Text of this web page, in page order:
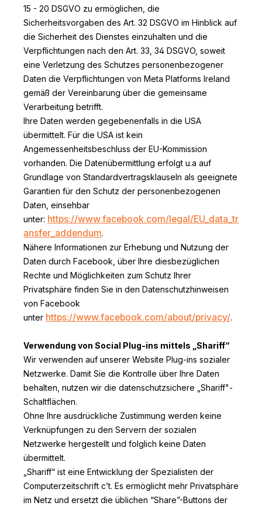
15 - 20 DSGVO zu ermöglichen, die
Sicherheitsvorgaben des Art. 32 DSGVO im Hinblick auf
die Sicherheit des Dienstes einzuhalten und die
Verpflichtungen nach den Art. 33, 34 DSGVO, soweit
eine Verletzung des Schutzes personenbezogener
Daten die Verpflichtungen von Meta Platforms Ireland
gemäß der Vereinbarung über die gemeinsame
Verarbeitung betrifft.
Ihre Daten werden gegebenenfalls in die USA
übermittelt. Für die USA ist kein
Angemessenheitsbeschluss der EU-Kommission
vorhanden. Die Datenübermittlung erfolgt u.a auf
Grundlage von Standardvertragsklauseln als geeignete
Garantien für den Schutz der personenbezogenen
Daten, einsehbar
unter: https://www.facebook.com/legal/EU_data_tr
ansfer_addendum.
Nähere Informationen zur Erhebung und Nutzung der
Daten durch Facebook, über Ihre diesbezüglichen
Rechte und Möglichkeiten zum Schutz Ihrer
Privatsphäre finden Sie in den Datenschutzhinweisen
von Facebook
unter https://www.facebook.com/about/privacy/.
Verwendung von Social Plug-ins mittels „Shariff“
Wir verwenden auf unserer Website Plug-ins sozialer
Netzwerke. Damit Sie die Kontrolle über Ihre Daten
behalten, nutzen wir die datenschutzsichere „Shariff"-
Schaltflächen.
Ohne Ihre ausdrückliche Zustimmung werden keine
Verknüpfungen zu den Servern der sozialen
Netzwerke hergestellt und folglich keine Daten
übermittelt.
„Shariff“ ist eine Entwicklung der Spezialisten der
Computerzeitschrift c’t. Es ermöglicht mehr Privatsphäre
im Netz und ersetzt die üblichen “Share”-Buttons der